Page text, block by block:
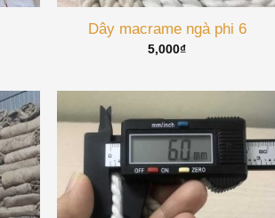
Dây macrame ngà phi 6
5,000₫